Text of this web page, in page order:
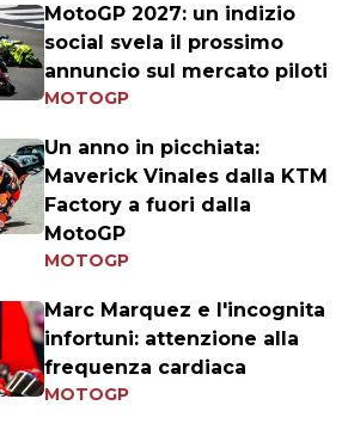
MotoGP 2027: un indizio
social svela il prossimo
annuncio sul mercato piloti
MOTOGP
Un anno in picchiata:
Maverick Vinales dalla KTM
Factory a fuori dalla
MotoGP
MOTOGP
Marc Marquez e l'incognita
infortuni: attenzione alla
frequenza cardiaca
MOTOGP